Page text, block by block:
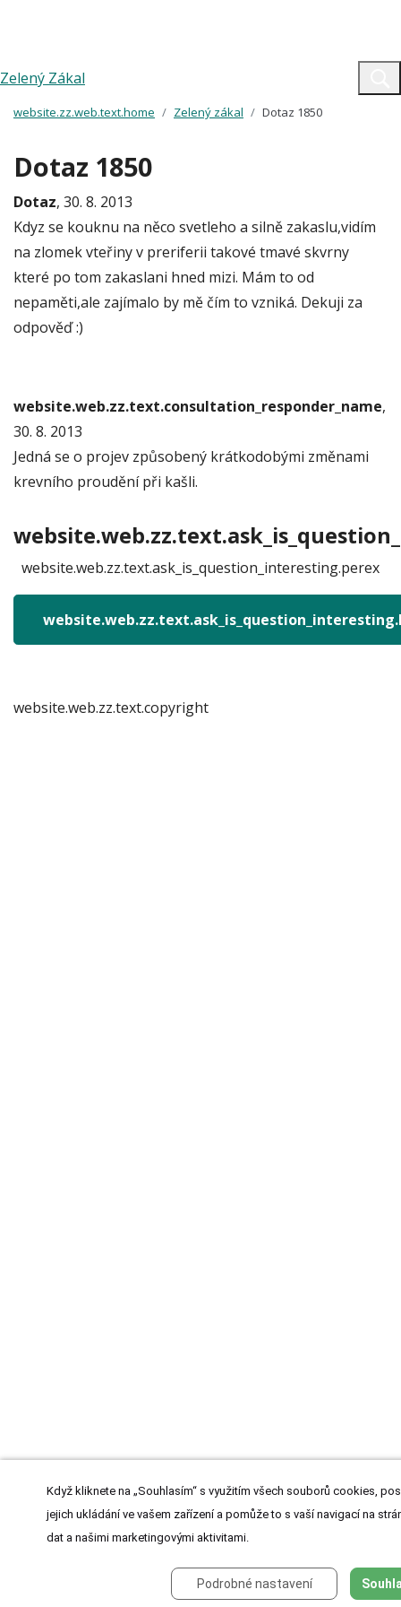
Zelený Zákal
website.zz.web.text.home Zelený zákal Dotaz 1850
Dotaz 1850
Dotaz, 30. 8. 2013
Kdyz se kouknu na něco svetleho a silně zakaslu,vidím
na zlomek vteřiny v preriferii takové tmavé skvrny
které po tom zakaslani hned mizi. Mám to od
nepaměti,ale zajímalo by mě čím to vzniká. Dekuji za
odpověď :)
website.web.zz.text.consultation_responder_name,
30. 8. 2013
Jedná se o projev způsobený krátkodobými změnami
krevního proudění při kašli.
website.web.zz.text.ask_is_question_interesting.perex
website.web.zz.text.copyright
Když kliknete na „Souhlasím“ s využitím všech souborů cookies,
jejich ukládání ve vašem zařízení a pomůže to s vaší navigací na
dat a našimi marketingovými aktivitami.
Podrobné nastavení